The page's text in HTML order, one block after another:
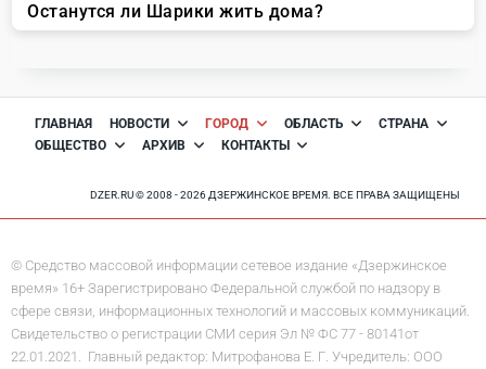
ГЛАВНАЯ НОВОСТИ ГОРОД ОБЛАСТЬ
СТРАНА
ОБЩЕСТВО
АРХИВ КОНТАКТЫ
DZER.RU © 2008 - 2026 ДЗЕРЖИНСКОЕ ВРЕМЯ. ВСЕ ПРАВА ЗАЩИЩЕНЫ
© Средство массовой информации сетевое издание «Дзержинское
время» 16+ Зарегистрировано Федеральной службой по надзору в
сфере связи, информационных технологий и массовых коммуникаций.
Свидетельство о регистрации СМИ серия Эл № ФС 77 - 80141от
22.01.2021. Главный редактор: Митрофанова Е. Г. Учредитель: ООО